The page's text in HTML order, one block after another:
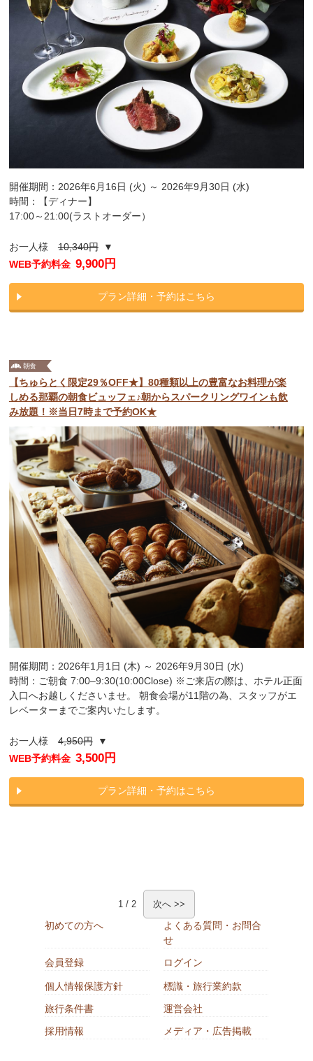
開催期間：2026年6月16日 (火) ～ 2026年9月30日 (水)
時間：【ディナー】
17:00～21:00(ラストオーダー）
お一人様10,340円▼
WEB予約料金 9,900円
プラン詳細・予約はこちら
【ちゅらとく限定29％OFF★】80種類以上の豊富なお料理が楽
しめる那覇の朝食ビュッフェ♪朝からスパークリングワインも飲
み放題！※当日7時まで予約OK★
開催期間：2026年1月1日 (木) ～ 2026年9月30日 (水)
時間：ご朝食 7:00‒9:30(10:00Close) ※ご来店の際は、ホテル正面
入口へお越しくださいませ。 朝食会場が11階の為、スタッフがエ
レベーターまでご案内いたします。
お一人様4,950円▼
WEB予約料金 3,500円
プラン詳細・予約はこちら
1 / 2 次へ >>
初めての方へ
よくある質問・お問合
せ
会員登録
ログイン
個人情報保護方針
標識・旅行業約款
旅行条件書
運営会社
採用情報
メディア・広告掲載